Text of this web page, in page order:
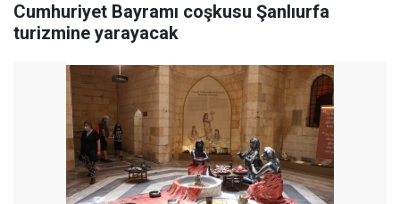
Cumhuriyet Bayramı coşkusu Şanlıurfa
turizmine yarayacak